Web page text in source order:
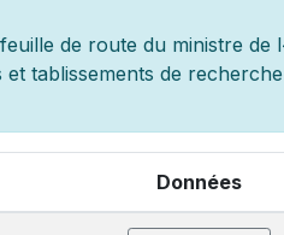
de route du ministre de l
et tablissements de
Données